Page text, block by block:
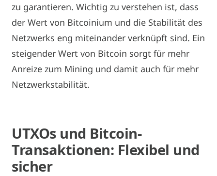
zu garantieren. Wichtig zu verstehen ist, dass
der Wert von Bitcoinium und die Stabilität des
Netzwerks eng miteinander verknüpft sind. Ein
steigender Wert von Bitcoin sorgt für mehr
Anreize zum Mining und damit auch für mehr
Netzwerkstabilität.
UTXOs und Bitcoin-
Transaktionen: Flexibel und
sicher